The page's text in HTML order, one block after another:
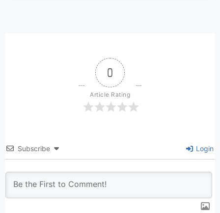
0
Article Rating
Subscribe Login